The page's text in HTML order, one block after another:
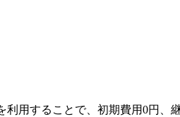
用することで、初期費用0円、